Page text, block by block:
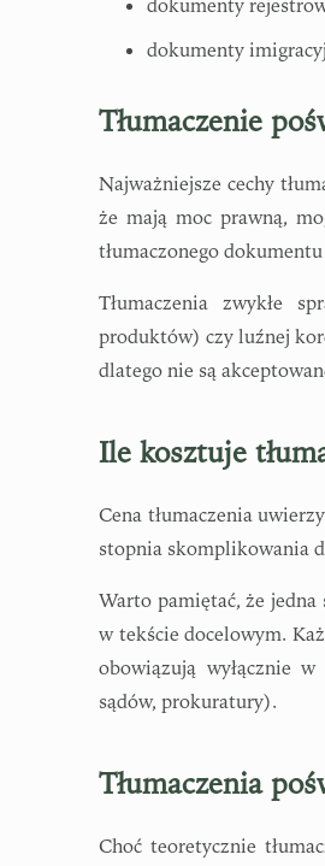
dokumenty
dokumenty
Tłumaczenie
Najważniejsze cechy
że mają moc prawną,
tłumaczonego
Tłumaczenia zwykłe
produktów) czy luźnej
dlatego nie są
Ile kosztuje
Cena tłumaczenia
stopnia skomplikowania
Warto pamiętać, że jedna
w tekście docelowym.
obowiązują wyłącznie
sądów, prokuratury).
Tłumaczenia
Choć teoretycznie